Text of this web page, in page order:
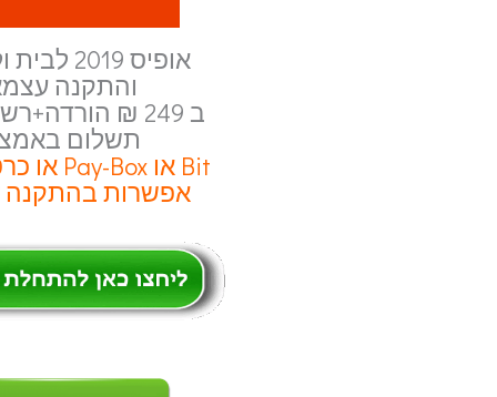
אופיס 2019 לבית ולסטודנט
והתקנה
ב 249 ₪ הורדה+רשיון For-Life
תשלום
Bit או Pay-Box או כרטיס אשראי
אפשרות בהתקנה